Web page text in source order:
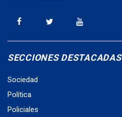
SECCIONES DESTACADAS
Sociedad
Política
Policiales